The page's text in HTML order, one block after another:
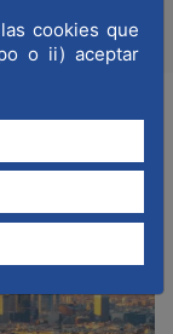
cookies que
o ii) aceptar